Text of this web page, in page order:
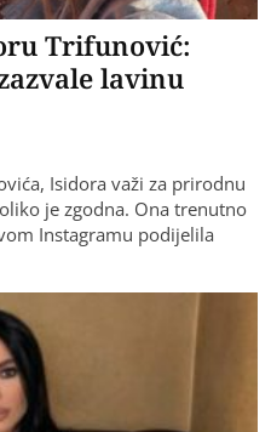
Trifunović:
lavinu
Isidora važi za prirodnu
je zgodna. Ona trenutno
Instagramu podijelila